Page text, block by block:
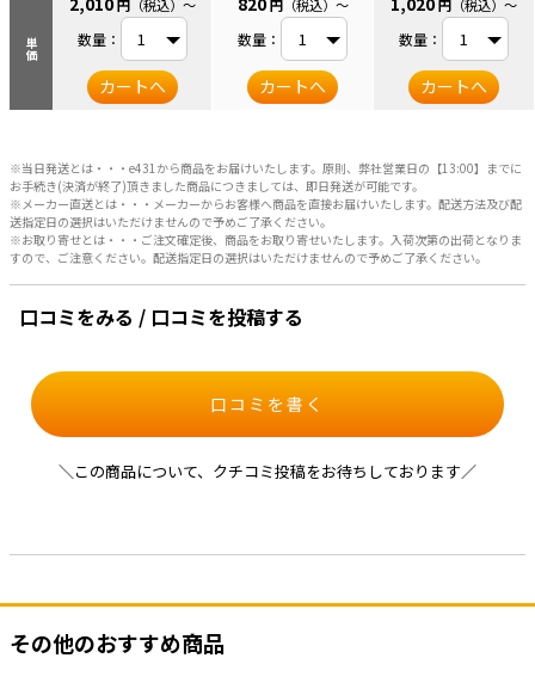
単価
円 （税込） ～
数量：
カートへ
円 （税込） ～
数量：
カートへ
円 （税込） ～
数量：
カートへ
※当日発送とは・・・e431から商品をお届けいたします。原則、弊社営業日の【13:00】までに
お手続き(決済が終了)頂きました商品につきましては、即日発送が可能です。
※メーカー直送とは・・・メーカーからお客様へ商品を直接お届けいたします。配送方法及び配
送指定日の選択はいただけませんので予めご了承ください。
※お取り寄せとは・・・ご注文確定後、商品をお取り寄せいたします。入荷次第の出荷となりま
すので、ご注意ください。配送指定日の選択はいただけませんので予めご了承ください。
口コミをみる / 口コミを投稿する
口コミを書く
＼この商品について、クチコミ投稿をお待ちしております／
その他のおすすめ商品